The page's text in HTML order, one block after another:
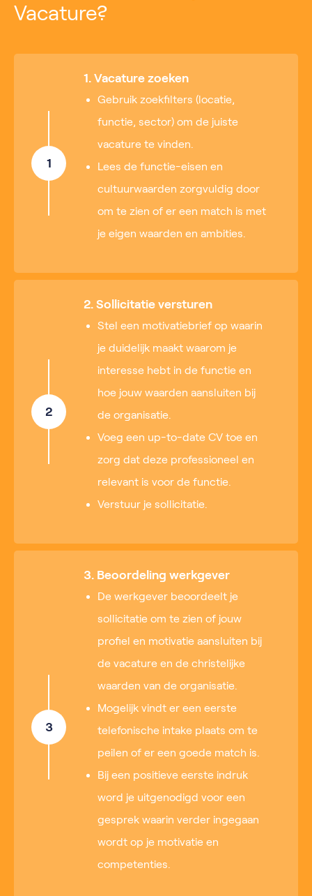
Vacature?
1
1. Vacature zoeken
Gebruik zoekfilters (locatie,
functie, sector) om de juiste
vacature te vinden.
Lees de functie-eisen en
cultuurwaarden zorgvuldig door
om te zien of er een match is met
je eigen waarden en ambities.
2
2. Sollicitatie versturen
Stel een motivatiebrief op waarin
je duidelijk maakt waarom je
interesse hebt in de functie en
hoe jouw waarden aansluiten bij
de organisatie.
Voeg een up-to-date CV toe en
zorg dat deze professioneel en
relevant is voor de functie.
Verstuur je sollicitatie.
3
3. Beoordeling werkgever
De werkgever beoordeelt je
sollicitatie om te zien of jouw
profiel en motivatie aansluiten bij
de vacature en de christelijke
waarden van de organisatie.
Mogelijk vindt er een eerste
telefonische intake plaats om te
peilen of er een goede match is.
Bij een positieve eerste indruk
word je uitgenodigd voor een
gesprek waarin verder ingegaan
wordt op je motivatie en
competenties.